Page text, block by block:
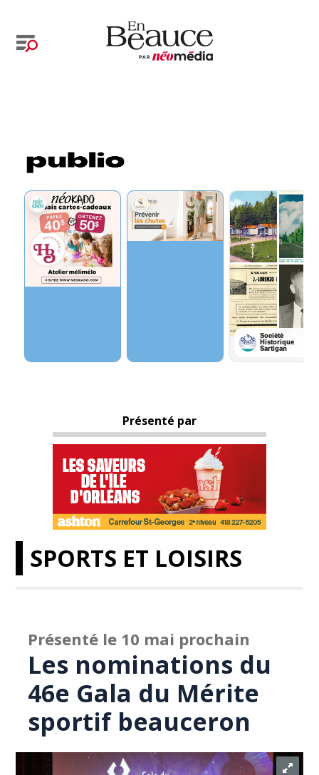
Présenté par
SPORTS ET LOISIRS
Présenté le 10 mai prochain
Les nominations du
46e Gala du Mérite
sportif beauceron